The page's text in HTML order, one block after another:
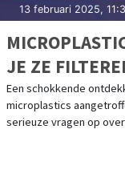
13 februari 2025,
JE ZE
Een schokkende
microplastics
serieuze vragen op